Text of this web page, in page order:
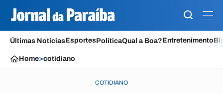
Últimas NotíciasEsportesPolíticaQual a Boa?Entretenimento
Home>cotidiano
COTIDIANO